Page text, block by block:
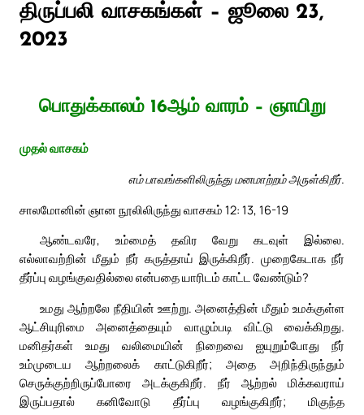
திருப்பலி வாசகங்கள் – ஜூலை 23,
2023
பொதுக்காலம் 16ஆம் வாரம் – ஞாயிறு
முதல் வாசகம்
எம் பாவங்களிலிருந்து மனமாற்றம் அருள்கிறீர்.
சாலமோனின் ஞான நூலிலிருந்து வாசகம் 12: 13, 16-19
ஆண்டவரே, உம்மைத் தவிர வேறு கடவுள் இல்லை.
எல்லாவற்றின் மீதும் நீர் கருத்தாய் இருக்கிறீர். முறைகேடாக நீர்
தீர்ப்பு வழங்குவதில்லை என்பதை யாரிடம் காட்ட வேண்டும்?
உமது ஆற்றலே நீதியின் ஊற்று. அனைத்தின் மீதும் உமக்குள்ள
ஆட்சியுரிமை அனைத்தையும் வாழும்படி விட்டு வைக்கிறது.
மனிதர்கள் உமது வலிமையின் நிறைவை ஐயுறும்போது நீர்
உம்முடைய ஆற்றலைக் காட்டுகிறீர்; அதை அறிந்திருந்தும்
செருக்குற்றிருப்போரை அடக்குகிறீர். நீர் ஆற்றல் மிக்கவராய்
இருப்பதால் கனிவோடு தீர்ப்பு வழங்குகிறீர்; மிகுந்த